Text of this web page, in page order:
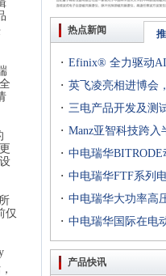
仅
热点新闻
· Efinix® 全力驱动
出Trion™ T20 FPGA
到二十万逻辑单元的
· 英飞凌亮相进博会
· 三电产品开发及测
专场成功举行
· Manz亚智科技跨
扇出型封装提供化学
用等生产设备解决方
· 中电瑞华
利交付北汽新能源
· 中电瑞华FTF系列
京新能源汽车股份有
· 中电瑞华大功率高
统成功交付中电熊猫
· 中电瑞华国际在电
评研讨会上演绎先进
产品快讯